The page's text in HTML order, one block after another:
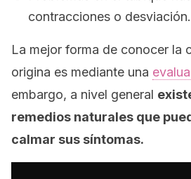
contracciones o desviación.
La mejor forma de conocer la
origina es mediante una
embargo, a nivel general
remedios naturales que
calmar sus síntomas.